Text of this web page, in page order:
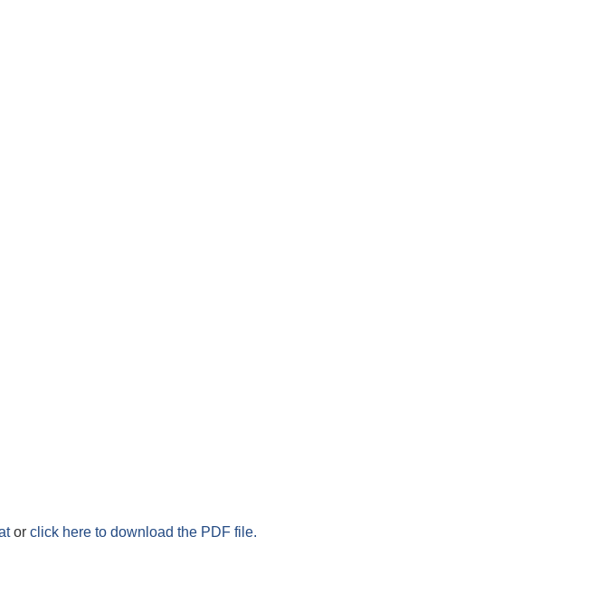
or click here to download the PDF file.